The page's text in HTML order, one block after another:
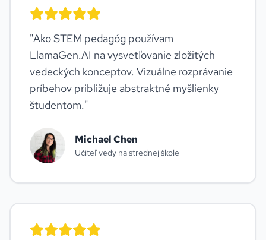
"Ako STEM pedagóg používam
LlamaGen.AI na vysvetľovanie zložitých
vedeckých konceptov. Vizuálne rozprávanie
príbehov približuje abstraktné myšlienky
študentom."
Michael Chen
Učiteľ vedy na strednej škole